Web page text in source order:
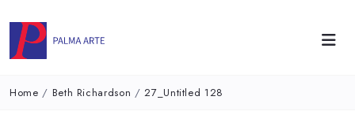
Home / Beth Richardson /27_Untitled 128